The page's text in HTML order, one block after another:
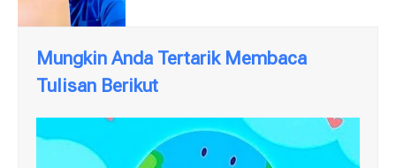
Mungkin Anda Tertarik Membaca
Tulisan Berikut